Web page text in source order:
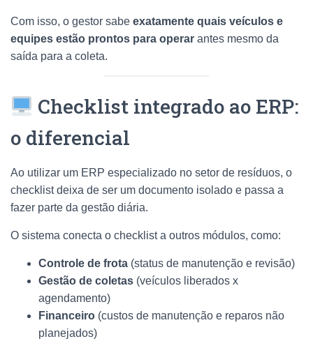
Com isso, o gestor sabe exatamente quais veículos e
equipes estão prontos para operar antes mesmo da
saída para a coleta.
Checklist integrado ao ERP:
o diferencial
Ao utilizar um ERP especializado no setor de resíduos, o
checklist deixa de ser um documento isolado e passa a
fazer parte da gestão diária.
O sistema conecta o checklist a outros módulos, como:
Controle de frota (status de manutenção e revisão)
Gestão de coletas (veículos liberados x
agendamento)
Financeiro (custos de manutenção e reparos não
planejados)